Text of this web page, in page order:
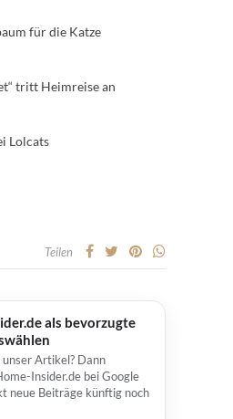
für die Katze
tritt Heimreise an
Lolcats
Teilen
als bevorzugte
unser Artikel? Dann
Insider.de bei Google
neue Beiträge künftig noch